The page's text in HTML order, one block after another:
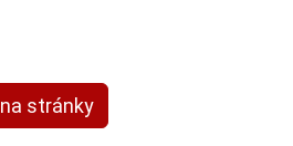
stránky